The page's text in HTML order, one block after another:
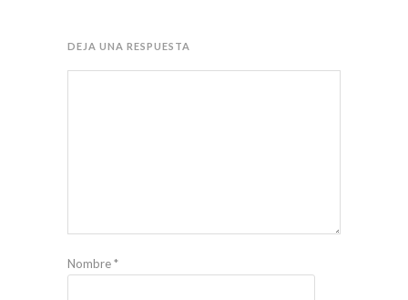
DEJA UNA RESPUESTA
Nombre*